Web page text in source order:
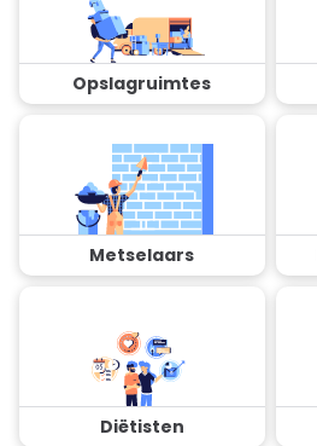
Opslagruimtes
Metselaars
Diëtisten